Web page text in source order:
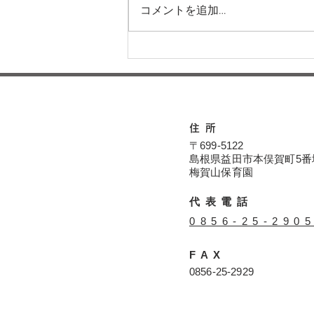
本日の給食メニュー(08/04)
ー梅賀山保育園 益田市保育
コメントを追加…
住所
〒699-5122
島根県益田市本俣賀町5番
​​梅賀山保育園
代表電話
​0856-25-2905
FAX
​0856-25-2929